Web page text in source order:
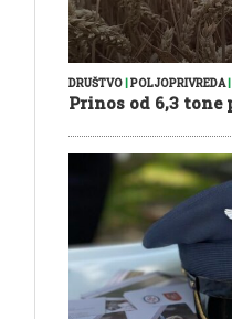
DRUŠTVO|POLJOPRIVREDA|
Prinos od 6,3 tone